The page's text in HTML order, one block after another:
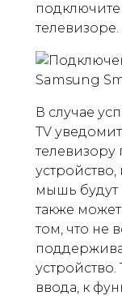
подключите
телевизоре.
В случае
TV
устройство,
мышь будут
также
том, что не
устройство.
ввода, к